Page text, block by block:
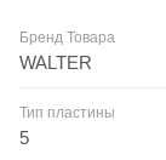
Бренд Товара
WALTER
Тип пластины
5